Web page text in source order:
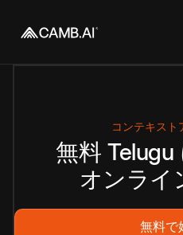
コンテキスト
無料 Telugu
オンライ
無料で